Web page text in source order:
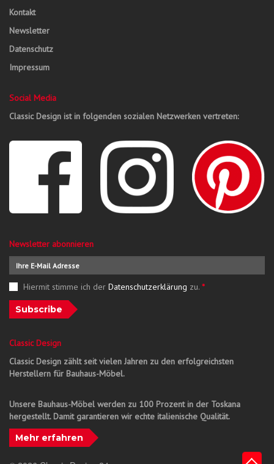
Kontakt
Newsletter
Datenschutz
Impressum
Social Media
Classic Design ist in folgenden sozialen Netzwerken vertreten:
Newsletter abonnieren
Hiermit stimme ich der Datenschutzerklärung zu. *
Subscribe
Classic Design
Classic Design zählt seit vielen Jahren zu den erfolgreichsten
Herstellern für Bauhaus-Möbel.
Unsere Bauhaus-Möbel werden zu 100 Prozent in der Toskana
hergestellt. Damit garantieren wir echte italienische Qualität.
Mehr erfahren